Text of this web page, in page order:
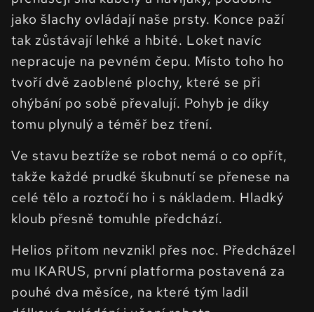
jako šlachy ovládají naše prsty. Konce paží
tak zůstávají lehké a hbité. Loket navíc
nepracuje na pevném čepu. Místo toho ho
tvoří dvě zaoblené plochy, které se při
ohýbání po sobě převalují. Pohyb je díky
tomu plynulý a téměř bez tření.
Ve stavu beztíže se robot nemá o co opřít,
takže každé prudké škubnutí se přenese na
celé tělo a roztočí ho i s nákladem. Hladký
kloub přesně tomuhle předchází.
Helios přitom nevznikl přes noc. Předcházel
mu IKARUS, první platforma postavená za
pouhé dva měsíce, na které tým ladil